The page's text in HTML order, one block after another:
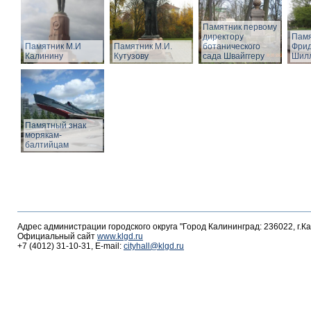
Памятник М.И
Калинину
Памятник М.И.
Кутузову
Памятник первому
директору
ботанического
сада Швайггеру
Памятный знак
морякам-
балтийцам
Адрес администрации городского округа "Город Калининград: 236022,
Официальный сайт www.klgd.ru
+7 (4012) 31-10-31, E-mail: cityhall@klgd.ru